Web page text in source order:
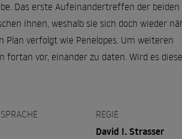
Das erste Aufeinandertreffen der
ihnen, weshalb sie sich doch wieder
verfolgt wie Penelopes. Um weiteren
fortan vor, einander zu daten. Wird es
REGIE
David I. Strasser